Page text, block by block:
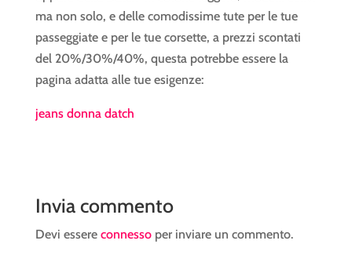
ma non solo, e delle comodissime tute per le tue
passeggiate e per le tue corsette, a prezzi scontati
del 20%/30%/40%, questa potrebbe essere la
pagina adatta alle tue esigenze:
jeans donna datch
Invia commento
Devi essere connessoper inviare un commento.